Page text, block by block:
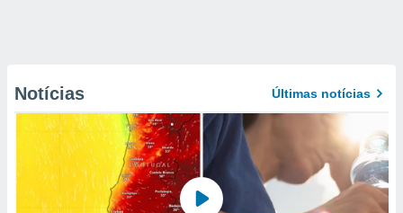
Notícias Últimas notícias